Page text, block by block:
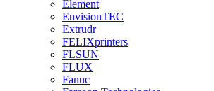
Element
EnvisionTEC
Extrudr
FELIXprinters
FLSUN
FLUX
Fanuc